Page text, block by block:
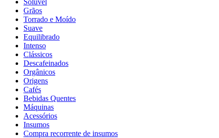
Grãos
Torrado e Moído
Suave
Equilibrado
Intenso
Clássicos
Descafeinados
Orgânicos
Origens
Cafés
Bebidas Quentes
Máquinas
Acessórios
Insumos
Compra recorrente de insumos